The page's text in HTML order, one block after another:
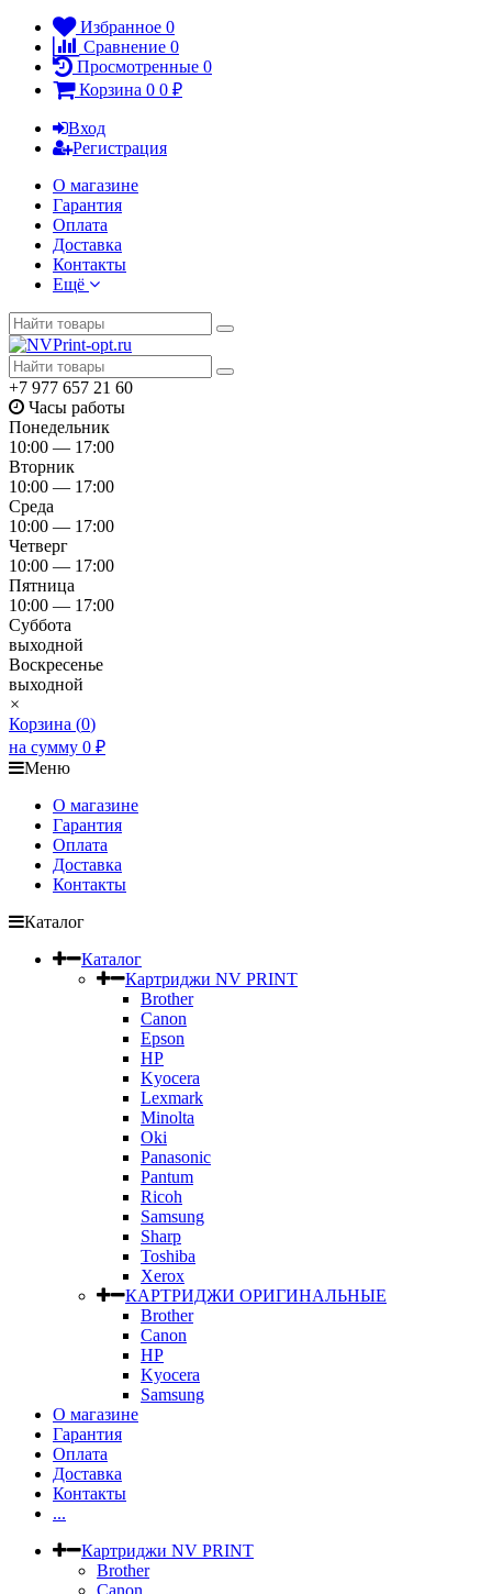
Избранное 0
Сравнение 0
Просмотренные 0
Корзина 0 0 ₽
Вход
Регистрация
О магазине
Гарантия
Оплата
Доставка
Контакты
Ещё
+7 977 657 21 60
Часы работы
Понедельник
10:00 — 17:00
Вторник
10:00 — 17:00
Среда
10:00 — 17:00
Четверг
10:00 — 17:00
Пятница
10:00 — 17:00
Суббота
выходной
Воскресенье
выходной
×
Корзина (0)
на сумму 0 ₽
Меню
О магазине
Гарантия
Оплата
Доставка
Контакты
Каталог
Каталог
Картриджи NV PRINT
Brother
Canon
Epson
HP
Kyocera
Lexmark
Minolta
Oki
Panasonic
Pantum
Ricoh
Samsung
Sharp
Toshiba
Xerox
КАРТРИДЖИ ОРИГИНАЛЬНЫЕ
Brother
Canon
HP
Kyocera
Samsung
О магазине
Гарантия
Оплата
Доставка
Контакты
...
Картриджи NV PRINT
Brother
Canon